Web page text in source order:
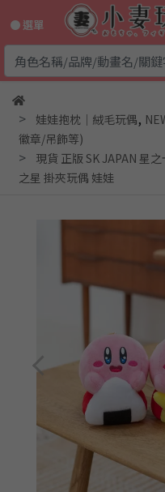
● 選單
娃娃抱枕｜絨毛玩偶,
徽章/吊飾等)
現貨 正版 SK JAPAN 星
之星 掛夾玩偶 娃娃